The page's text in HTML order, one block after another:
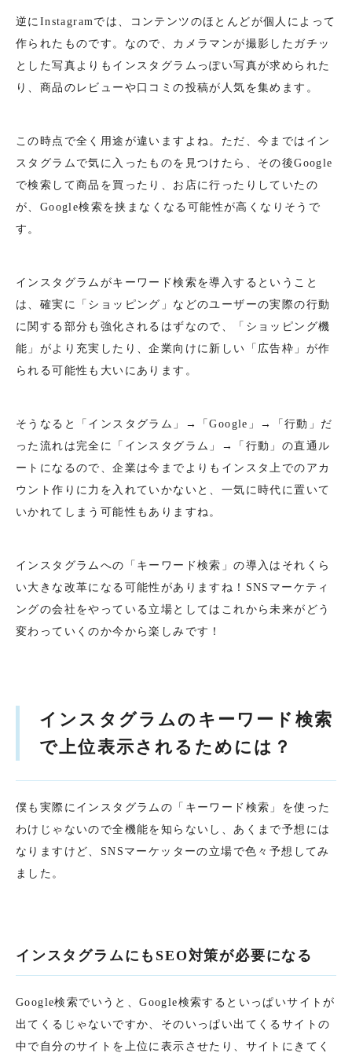
逆にInstagramでは、コンテンツのほとんどが個人によって
作られたものです。なので、カメラマンが撮影したガチッ
とした写真よりもインスタグラムっぽい写真が求められた
り、商品のレビューや口コミの投稿が人気を集めます。
この時点で全く用途が違いますよね。ただ、今まではイン
スタグラムで気に入ったものを見つけたら、その後Google
で検索して商品を買ったり、お店に行ったりしていたの
が、Google検索を挟まなくなる可能性が高くなりそうで
す。
インスタグラムがキーワード検索を導入するということ
は、確実に「ショッピング」などのユーザーの実際の行動
に関する部分も強化されるはずなので、「ショッピング機
能」がより充実したり、企業向けに新しい「広告枠」が作
られる可能性も大いにあります。
そうなると「インスタグラム」→「Google」→「行動」だ
った流れは完全に「インスタグラム」→「行動」の直通ル
ートになるので、企業は今までよりもインスタ上でのアカ
ウント作りに力を入れていかないと、一気に時代に置いて
いかれてしまう可能性もありますね。
インスタグラムへの「キーワード検索」の導入はそれくら
い大きな改革になる可能性がありますね！SNSマーケティ
ングの会社をやっている立場としてはこれから未来がどう
変わっていくのか今から楽しみです！
インスタグラムのキーワード検索
で上位表示されるためには？
僕も実際にインスタグラムの「キーワード検索」を使った
わけじゃないので全機能を知らないし、あくまで予想には
なりますけど、SNSマーケッターの立場で色々予想してみ
ました。
インスタグラムにもSEO対策が必要になる
Google検索でいうと、Google検索するといっぱいサイトが
出てくるじゃないですか、そのいっぱい出てくるサイトの
中で自分のサイトを上位に表示させたり、サイトにきてく